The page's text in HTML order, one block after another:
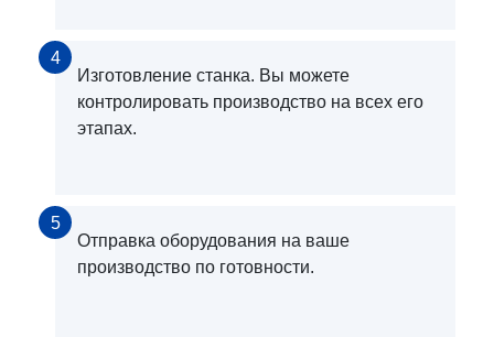
4
Изготовление станка. Вы можете
контролировать производство на всех его
этапах.
5
Отправка оборудования на ваше
производство по готовности.